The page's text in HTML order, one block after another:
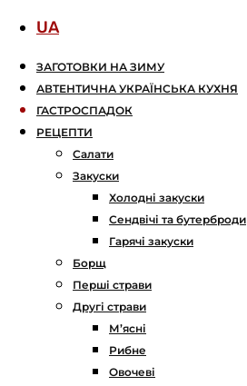
UA
ЗАГОТОВКИ НА ЗИМУ
АВТЕНТИЧНА УКРАЇНСЬКА КУХНЯ
ГАСТРОСПАДОК
РЕЦЕПТИ
Салати
Закуски
Холодні закуски
Сендвічі та бутерброди
Гарячі закуски
Борщ
Перші страви
Другі страви
М’ясні
Рибне
Овочеві